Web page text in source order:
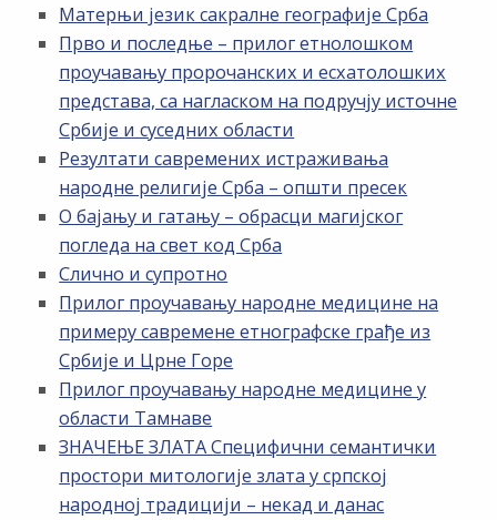
Матерњи језик сакралне географије Срба
Прво и последње – прилог етнолошком
проучавању пророчанских и есхатолошких
представа, са нагласком на подручју источне
Србије и суседних области
Резултати савремених истраживања
народне религије Срба – општи пресек
О бајању и гатању – обрасци магијског
погледа на свет код Срба
Слично и супротно
Прилог проучавању народне медицине на
примеру савремене етнографске грађе из
Србије и Црне Горе
Прилог проучавању народне медицине у
области Тамнаве
ЗНАЧЕЊЕ ЗЛАТА Специфични семантички
простори митологије злата у српској
народној традицији – некад и данас